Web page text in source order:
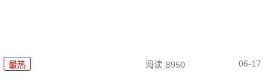
最热 阅读 8950 06-17